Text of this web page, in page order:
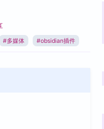
Zotero 专题
Obsidian 专题挂件集市
Zettelkasten 实践
#多媒体 #obsidian插件